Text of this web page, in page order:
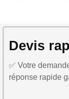
Devis
✅ Votre
réponse rapide